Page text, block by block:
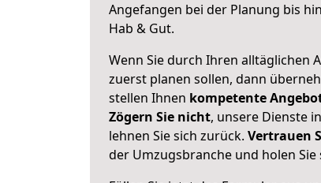
Angefangen bei der Planung bis
Hab & Gut.
Wenn Sie durch Ihren alltäglichen
zuerst planen sollen, dann
stellen Ihnen kompetente
Zögern Sie nicht, unsere Dienste
lehnen Sie sich zurück. Vertrauen
der Umzugsbranche und holen Sie